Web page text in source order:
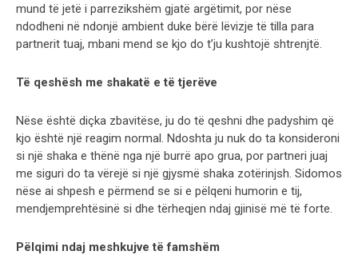
mund të jetë i parrezikshëm gjatë argëtimit, por nëse
ndodheni në ndonjë ambient duke bërë lëvizje të tilla para
partnerit tuaj, mbani mend se kjo do t’ju kushtojë shtrenjtë.
Të qeshësh me shakatë e të tjerëve
Nëse është diçka zbavitëse, ju do të qeshni dhe padyshim që
kjo është një reagim normal. Ndoshta ju nuk do ta konsideroni
si një shaka e thënë nga një burrë apo grua, por partneri juaj
me siguri do ta vërejë si një gjysmë shaka zotërinjsh. Sidomos
nëse ai shpesh e përmend se si e pëlqeni humorin e tij,
mendjemprehtësinë si dhe tërheqjen ndaj gjinisë më të forte.
Pëlqimi ndaj meshkujve të famshëm